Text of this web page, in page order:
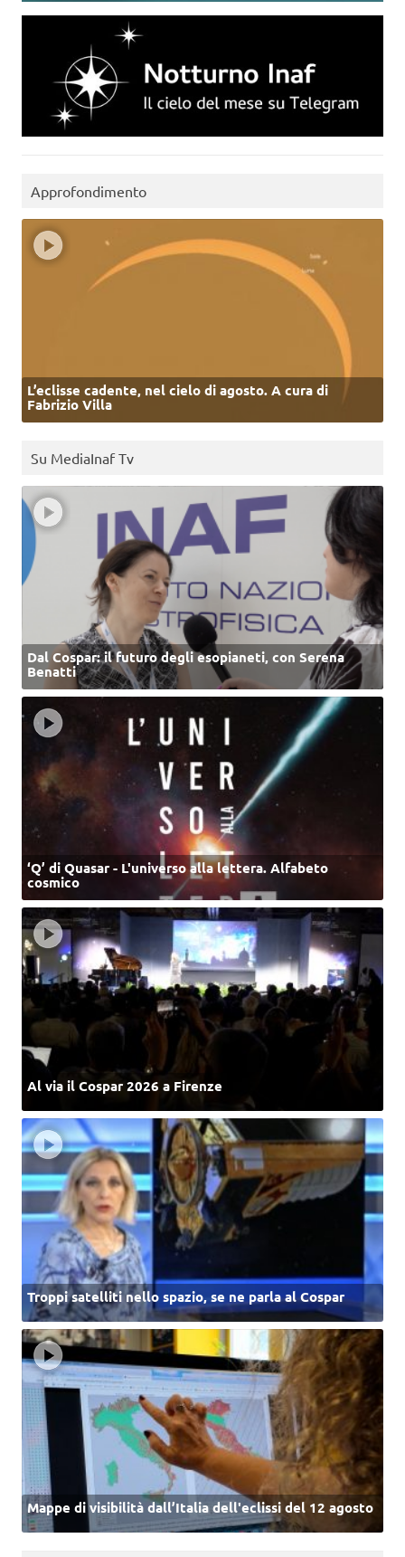
Approfondimento
L’eclisse cadente, nel cielo di agosto. A cura di
Fabrizio Villa
Su MediaInaf Tv
Dal Cospar: il futuro degli esopianeti, con Serena
Benatti
‘Q’ di Quasar - L'universo alla lettera. Alfabeto
cosmico
Al via il Cospar 2026 a Firenze
Troppi satelliti nello spazio, se ne parla al Cospar
Mappe di visibilità dall’Italia dell'eclissi del 12 agosto